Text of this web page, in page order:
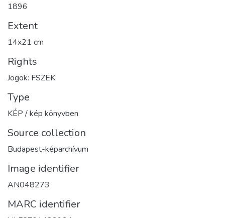
1896
Extent
14x21 cm
Rights
Jogok: FSZEK
Type
KÉP / kép könyvben
Source collection
Budapest-képarchívum
Image identifier
AN048273
MARC identifier